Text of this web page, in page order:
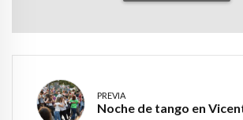
PREVIA
Noche de tango en